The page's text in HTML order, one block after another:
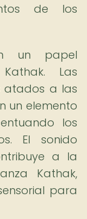
de los
un papel
Las
atados a las
un elemento
los
El sonido
a la
Kathak,
para